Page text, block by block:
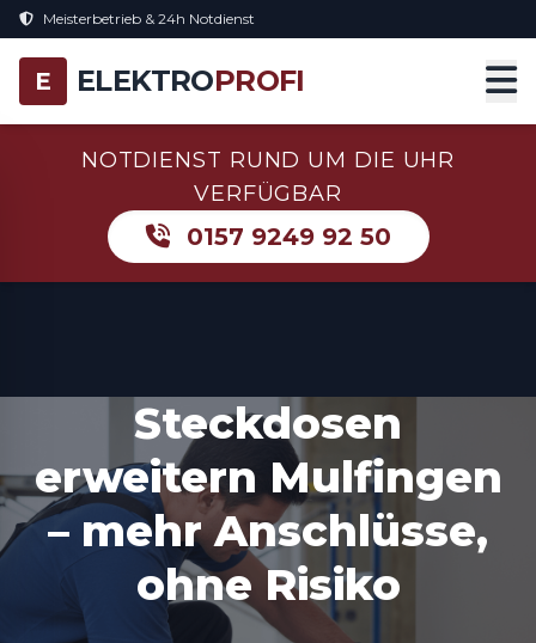
Meisterbetrieb & 24h Notdienst
E ELEKTROPROFI
NOTDIENST RUND UM DIE UHR
VERFÜGBAR
0157 9249 92 50
Steckdosen
erweitern Mulfingen
– mehr Anschlüsse,
ohne Risiko